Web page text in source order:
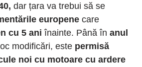
dar țara va trebui să se
europene care
cu 5 aniînainte. Până în anul
modificări, este permisă
noi cu motoare cu ardere